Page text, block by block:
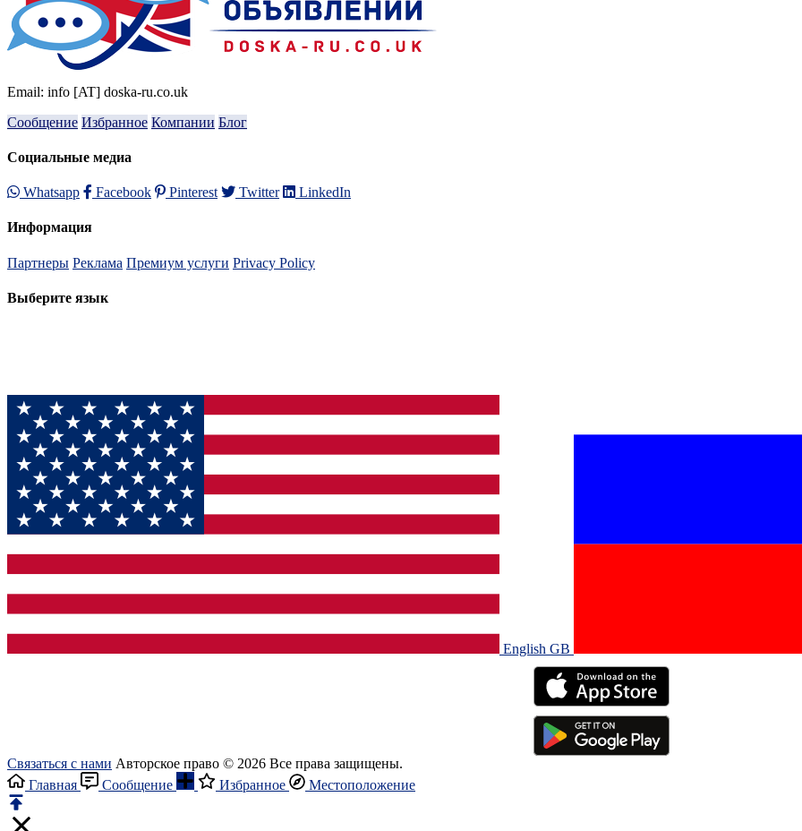
Email: info [AT] doska-ru.co.uk
Сообщение Избранное Компании Блог
Социальные медиа
Whatsapp Facebook Pinterest Twitter LinkedIn
Информация
Партнеры Реклама Премиум услуги Privacy Policy
Выберите язык
English GB‎
Связаться с нами Авторское право © 2026 Все права защищены.
Главная
Сообщение Избранное Местоположение